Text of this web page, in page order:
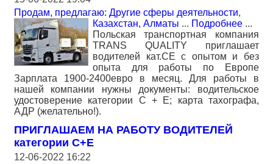
Продам, предлагаю: Другие сферы деятельности,
Казахстан, Алматы ... Подробнее ...
Польская транспортная компания
TRANS QUALITY приглашает
водителей кат.СЕ с опытом и без
опыта для работы по Европе
Зарплата 1900-2400евро в месяц. Для работы в
нашей компании нужны документы: водительское
удостоверение категории С + Е; карта тахографа,
АДР (желательно!).
ПРИГЛАШАЕМ НА РАБОТУ ВОДИТЕЛЕЙ
категории С+Е
12-06-2022 16:22